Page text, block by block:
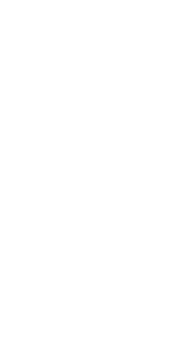
Según ha
participando
de más de 650